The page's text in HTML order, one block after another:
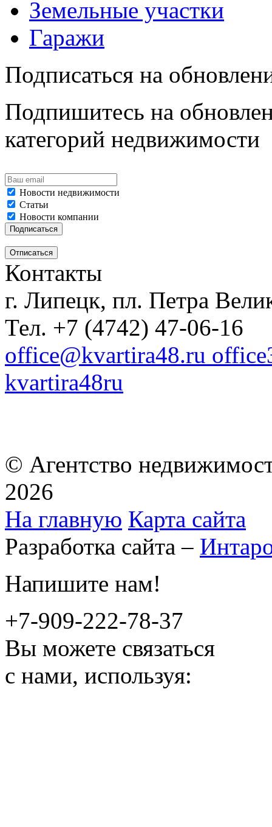
Земельные участки
Гаражи
Подписаться на
Подпишитесь на
категорий недвижимости
Новости недвижимости
Статьи
Новости компании
Контакты
г. Липецк, пл. Петра
Тел. +7 (4742) 47-06-16
office@kvartira48.ru
kvartira48ru
© Агентство
2026
На главную Карта сайта
Разработка сайта –
Напишите нам!
+7-909-222-78-37
Вы можете связаться
с нами, используя: